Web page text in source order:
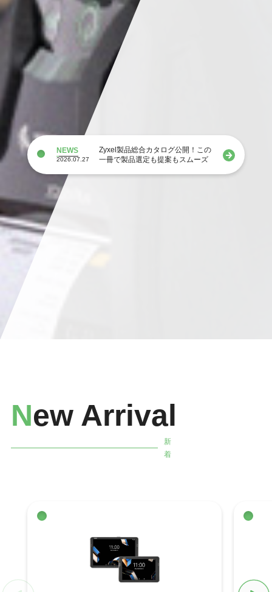
NEWS
2026.07.27
Zyxel製品総合カタログ公開！この
一冊で製品選定も提案もスムーズ
New Arrival
新
着